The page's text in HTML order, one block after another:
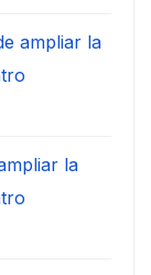
ampliar la
la